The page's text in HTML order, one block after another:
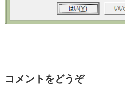
コメントをどうぞ